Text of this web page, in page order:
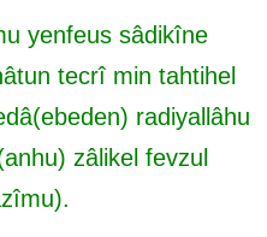
yenfeus sâdikîne
tecrî min tahtihel
radiyallâhu
zâlikel fevzul